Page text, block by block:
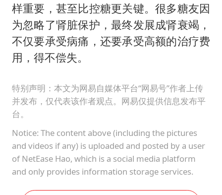
样重要，甚至比控糖更关键。很多糖友因
为忽略了肾脏保护，最终发展成肾衰竭，
不仅要承受病痛，还要承受高额的治疗费
用，得不偿失。
特别声明：本文为网易自媒体平台“网易号”作者上传
并发布，仅代表该作者观点。网易仅提供信息发布平
台。
Notice: The content above (including the pictures
and videos if any) is uploaded and posted by a user
of NetEase Hao, which is a social media platform
and only provides information storage services.